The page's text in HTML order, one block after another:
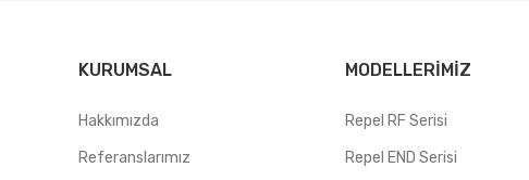
KURUMSAL
Hakkımızda
Referanslarımız
MODELLERIMIZ
Repel RF Serisi
Repel END Serisi